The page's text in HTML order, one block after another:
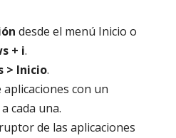
desde el menú Inicio o
+ i.
> Inicio.
con un
cada una.
de las aplicaciones